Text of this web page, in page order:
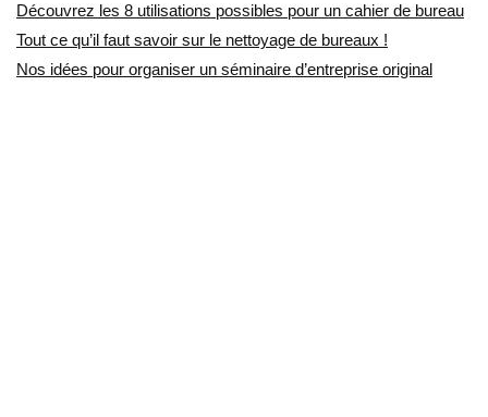
Découvrez les 8 utilisations possibles pour un cahier de bureau
Tout ce qu’il faut savoir sur le nettoyage de bureaux !
Nos idées pour organiser un séminaire d’entreprise original